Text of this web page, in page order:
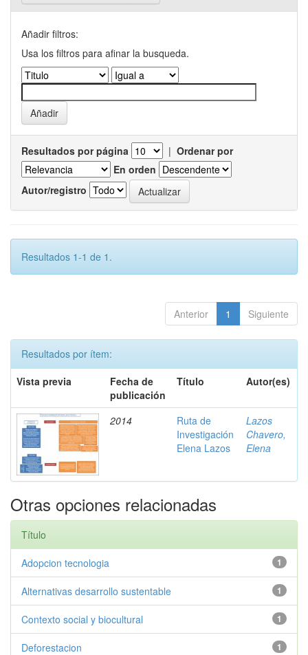
Añadir filtros:
Usa los filtros para afinar la busqueda.
Resultados por página | Ordenar por
En orden
Autor/registro
Resultados 1-1 de 1.
Anterior 1 Siguiente
Resultados por ítem:
Vista previa
Fecha de
publicación
Título Autor(es)
2014
Ruta de
Investigación
Elena Lazos
Lazos
Chavero,
Elena
Otras opciones relacionadas
Título
1
Adopcion tecnologia
1
Alternativas desarrollo sustentable
1
Contexto social y biocultural
1
Deforestacion